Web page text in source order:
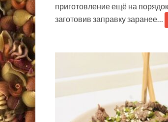
приготовление ещё на
заготовив заправку заранее…